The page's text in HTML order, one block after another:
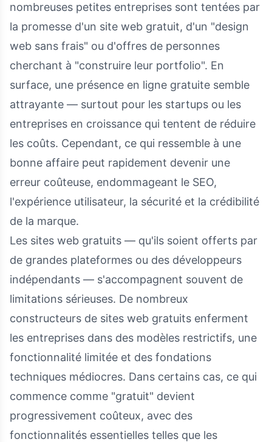
nombreuses petites entreprises sont tentées par
la promesse d'un site web gratuit, d'un "design
web sans frais" ou d'offres de personnes
cherchant à "construire leur portfolio". En
surface, une présence en ligne gratuite semble
attrayante — surtout pour les startups ou les
entreprises en croissance qui tentent de réduire
les coûts. Cependant, ce qui ressemble à une
bonne affaire peut rapidement devenir une
erreur coûteuse, endommageant le SEO,
l'expérience utilisateur, la sécurité et la crédibilité
de la marque.
Les sites web gratuits — qu'ils soient offerts par
de grandes plateformes ou des développeurs
indépendants — s'accompagnent souvent de
limitations sérieuses. De nombreux
constructeurs de sites web gratuits enferment
les entreprises dans des modèles restrictifs, une
fonctionnalité limitée et des fondations
techniques médiocres. Dans certains cas, ce qui
commence comme "gratuit" devient
progressivement coûteux, avec des
fonctionnalités essentielles telles que les